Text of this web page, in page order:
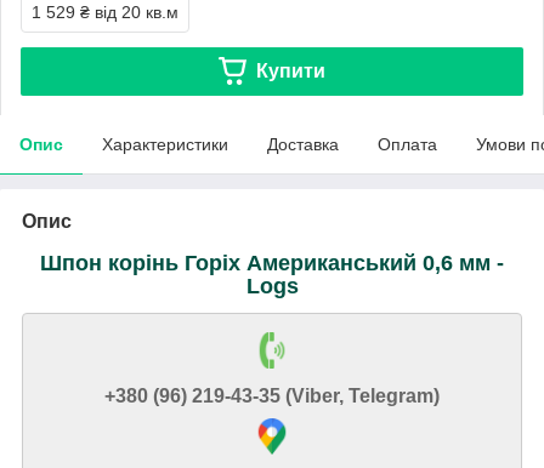
1 529 ₴ від 20 кв.м
Купити
Опис Характеристики Доставка Оплата Умови
Опис
Шпон корінь Горіх Американський 0,6 мм -
Logs
+380 (96) 219-43-35 (Viber, Telegram)